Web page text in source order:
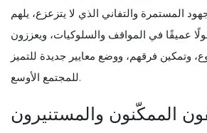
المستمرة والتفاني الذي لا يتزعزع، يلهم
عميقًا في المواقف والسلوكيات، ويعززون
وتمكين فرقهم، ووضع معايير جديدة للتميز
للمجتمع الأوسع.
الممكّنون والمستنيرون